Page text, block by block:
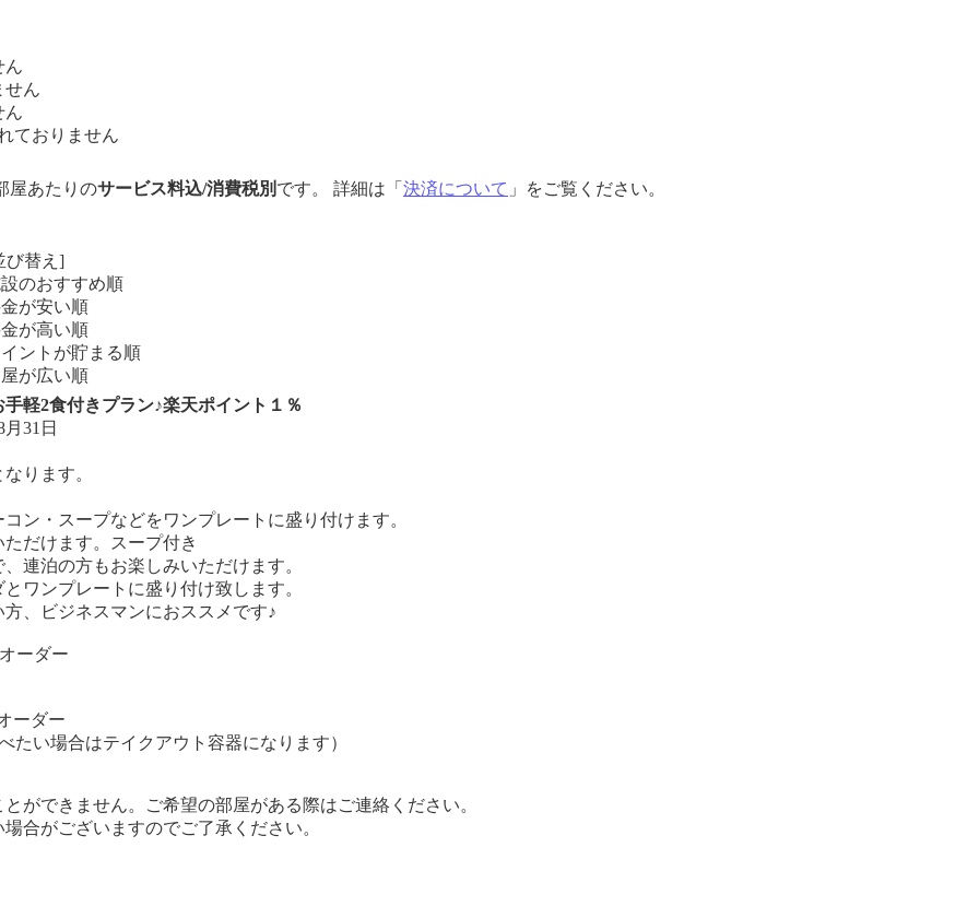
ん
せん
ん
ておりません
屋あたりのサービス料込/消費税別 です。 詳細は「 決済について 」をご覧ください。
び替え]
のおすすめ順
が安い順
が高い順
ントが貯まる順
が広い順
軽2食付きプラン♪楽天ポイント１％
31日
ります。
ン・スープなどをワンプレートに盛り付けます。
だけます。スープ付き
連泊の方もお楽しみいただけます。
ワンプレートに盛り付け致します。
、ビジネスマンにおススメです♪
ーダー
ーダー
たい場合はテイクアウト容器になります）
ができません。ご希望の部屋がある際はご連絡ください。
合がございますのでご了承ください。